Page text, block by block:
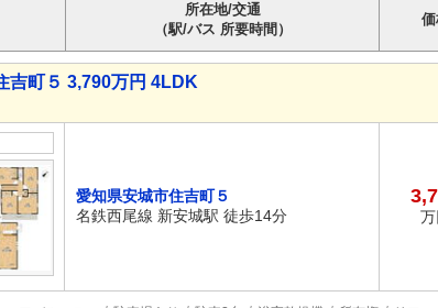
所在地/交通
（駅/バス 所要時間）
吉町５ 3,790万円 4LDK
愛知県安城市住吉町５
名鉄西尾線 新安城駅 徒歩14分
万